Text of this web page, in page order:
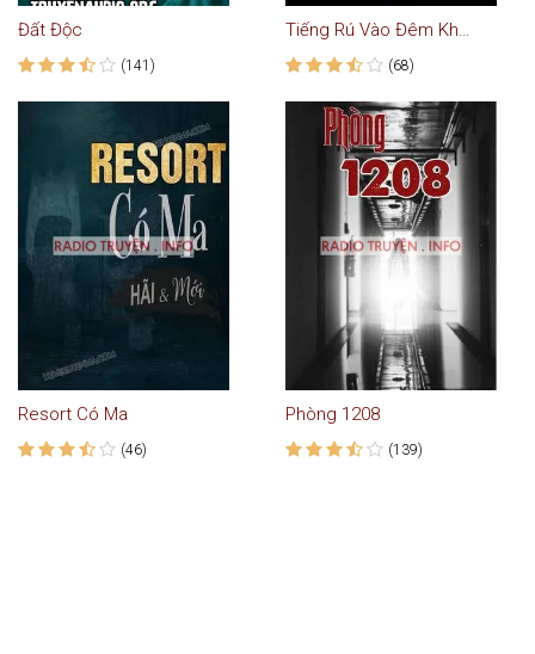
Đất Độc
(141)
Tiếng Rú Vào Đêm Khuya - Truyện Ma
(68)
Resort Có Ma
(46)
Phòng 1208
(139)